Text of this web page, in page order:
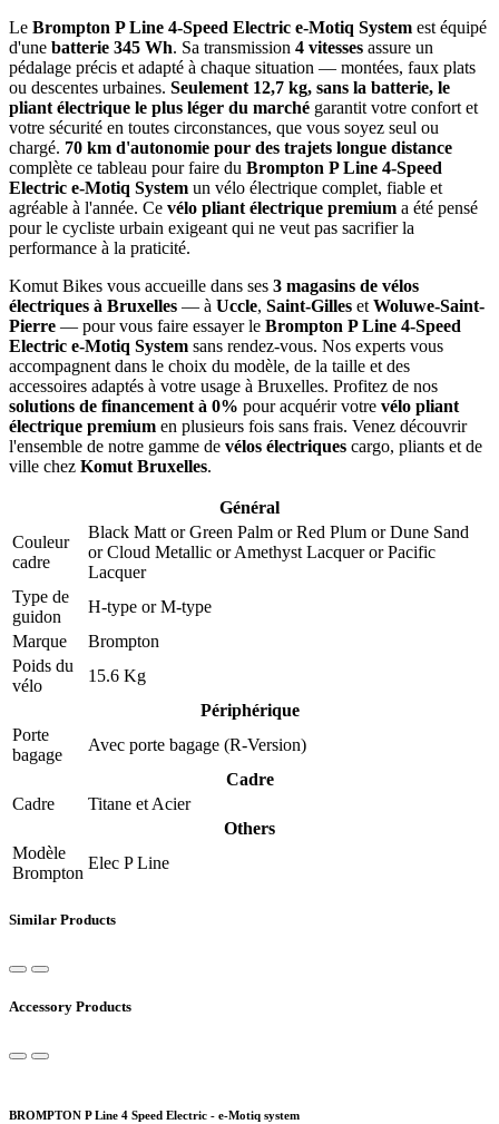
Le Brompton P Line 4-Speed Electric e-Motiq System est équipé
d'une batterie 345 Wh. Sa transmission 4 vitesses assure un
pédalage précis et adapté à chaque situation — montées, faux plats
ou descentes urbaines. Seulement 12,7 kg, sans la batterie, le
pliant électrique le plus léger du marché garantit votre confort et
votre sécurité en toutes circonstances, que vous soyez seul ou
chargé. 70 km d'autonomie pour des trajets longue distance
complète ce tableau pour faire du Brompton P Line 4-Speed
Electric e-Motiq System un vélo électrique complet, fiable et
agréable à l'année. Ce vélo pliant électrique premium a été pensé
pour le cycliste urbain exigeant qui ne veut pas sacrifier la
performance à la praticité.
Komut Bikes vous accueille dans ses 3 magasins de vélos
électriques à Bruxelles — à Uccle, Saint-Gilles et Woluwe-Saint-
Pierre — pour vous faire essayer le Brompton P Line 4-Speed
Electric e-Motiq System sans rendez-vous. Nos experts vous
accompagnent dans le choix du modèle, de la taille et des
accessoires adaptés à votre usage à Bruxelles. Profitez de nos
solutions de financement à 0% pour acquérir votre vélo pliant
électrique premium en plusieurs fois sans frais. Venez découvrir
l'ensemble de notre gamme de vélos électriques cargo, pliants et de
ville chez Komut Bruxelles.
Général
Couleur
cadre
Black Matt orGreen Palm orRed Plum orDune Sand
orCloud Metallic orAmethyst LacquerorPacific
Lacquer
Type de
guidon
H-type orM-type
Marque
Brompton
Poids du
vélo
15.6 Kg
Périphérique
Porte
bagage
Avec porte bagage (R-Version)
Cadre
Cadre
Titane et Acier
Others
Modèle
Brompton
Elec P Line
Similar Products
Accessory Products
BROMPTON P Line 4 Speed Electric - e-Motiq system